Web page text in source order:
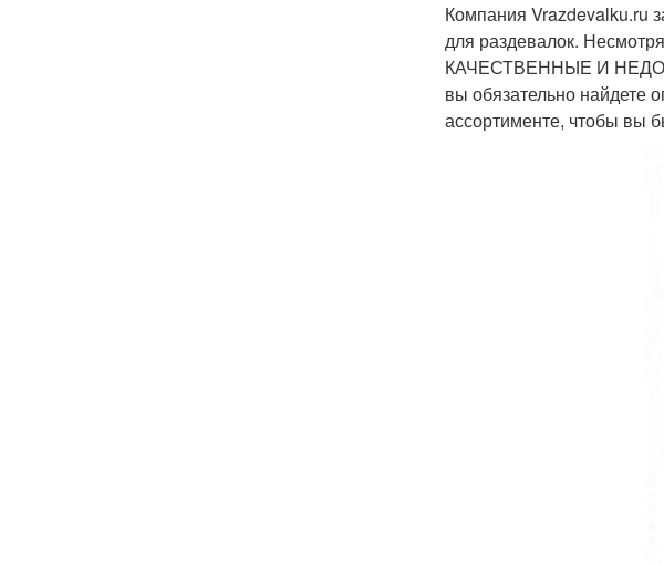
Компания Vrazdevalku.ru
для раздевалок.
КАЧЕСТВЕННЫЕ И
вы обязательно найдете
ассортименте, чтобы вы